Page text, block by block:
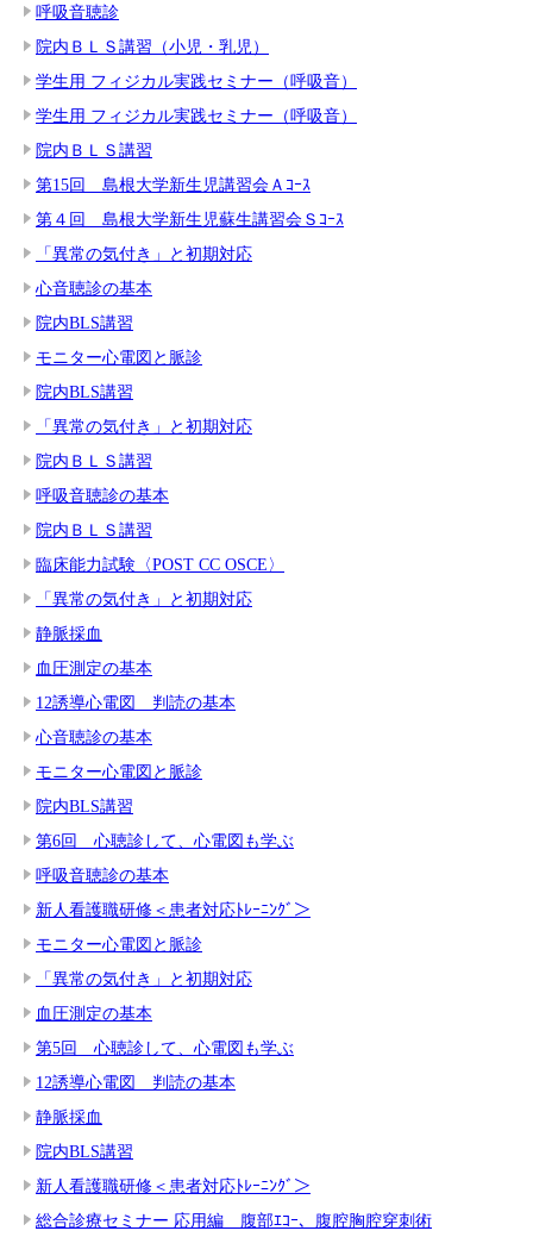
呼吸音聴診
院内ＢＬＳ講習（小児・乳児）
学生用 フィジカル実践セミナー（呼吸音）
学生用 フィジカル実践セミナー（呼吸音）
院内ＢＬＳ講習
第15回 島根大学新生児講習会Ａｺｰｽ
第４回 島根大学新生児蘇生講習会Ｓｺｰｽ
「異常の気付き」と初期対応
心音聴診の基本
院内BLS講習
モニター心電図と脈診
院内BLS講習
「異常の気付き」と初期対応
院内ＢＬＳ講習
呼吸音聴診の基本
院内ＢＬＳ講習
臨床能力試験〈POST CC OSCE〉
「異常の気付き」と初期対応
静脈採血
血圧測定の基本
12誘導心電図 判読の基本
心音聴診の基本
モニター心電図と脈診
院内BLS講習
第6回 心聴診して、心電図も学ぶ
呼吸音聴診の基本
新人看護職研修＜患者対応ﾄﾚｰﾆﾝｸﾞ＞
モニター心電図と脈診
「異常の気付き」と初期対応
血圧測定の基本
第5回 心聴診して、心電図も学ぶ
12誘導心電図 判読の基本
静脈採血
院内BLS講習
新人看護職研修＜患者対応ﾄﾚｰﾆﾝｸﾞ＞
総合診療セミナー 応用編 腹部ｴｺｰ、腹腔胸腔穿刺術